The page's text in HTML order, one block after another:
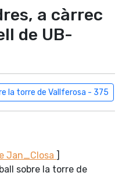
a càrrec
de UB-
la torre de Vallferosa - 375
Jan_Closa ]
sobre la torre de